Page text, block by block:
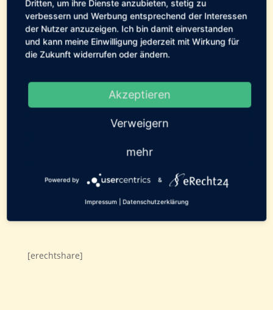
←Vorheriger Beitrag: Rotz-Alarm auf
Fehmarn
Nächster Beitrag: Leinenrambo oder nicht?
Geschrieben von:
Fehmarn
0 Kommentare
[erechtshare]
Dritten, um ihre Dienste anzubieten, stetig zu
verbessern und Werbung entsprechend der Interessen
der Nutzer anzuzeigen. Ich bin damit einverstanden
und kann meine Einwilligung jederzeit mit Wirkung für
die Zukunft widerrufen oder ändern.
Akzeptieren
Verweigern
mehr
Powered by &
Impressum Datenschutzerklärung